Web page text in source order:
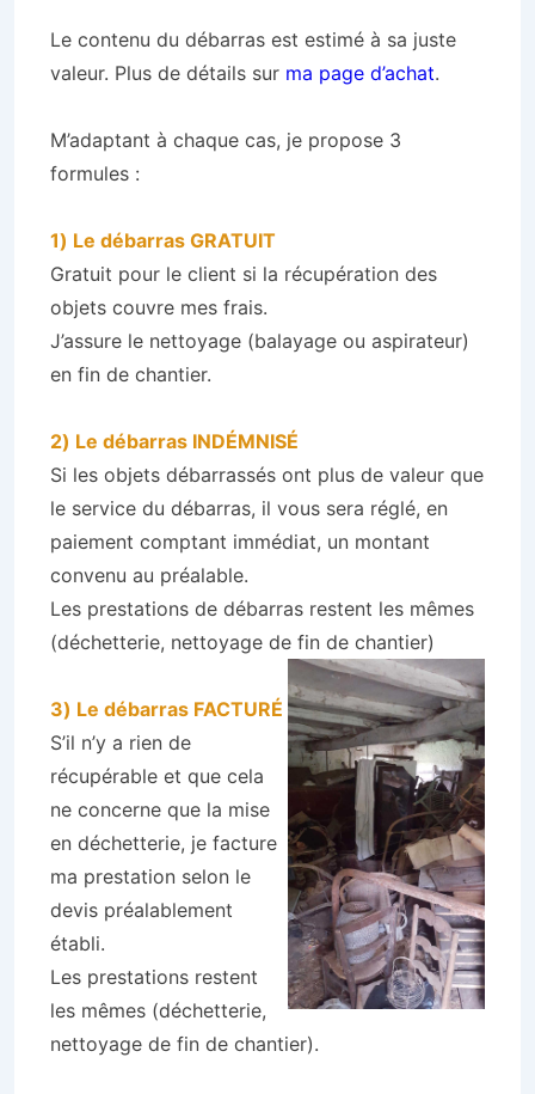
Le contenu du débarras est estimé à sa juste
valeur. Plus de détails sur ma page d’achat.
M’adaptant à chaque cas, je propose 3
formules :
1) Le débarras GRATUIT
Gratuit pour le client si la récupération des
objets couvre mes frais.
J’assure le nettoyage (balayage ou aspirateur)
en fin de chantier.
2) Le débarras INDÉMNISÉ
Si les objets débarrassés ont plus de valeur que
le service du débarras, il vous sera réglé, en
paiement comptant immédiat, un montant
convenu au préalable.
Les prestations de débarras restent les mêmes
(déchetterie, nettoyage de fin de chantier)
3) Le débarras FACTURÉ
S’il n’y a rien de
récupérable et que cela
ne concerne que la mise
en déchetterie, je facture
ma prestation selon le
devis préalablement
établi.
Les prestations restent
les mêmes (déchetterie,
nettoyage de fin de chantier).